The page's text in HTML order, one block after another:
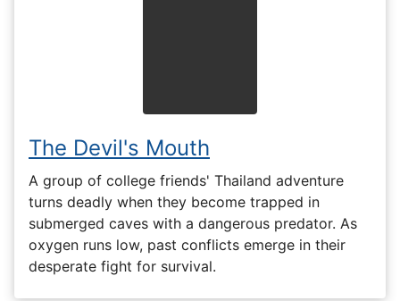
The Devil's Mouth
A group of college friends' Thailand adventure
turns deadly when they become trapped in
submerged caves with a dangerous predator. As
oxygen runs low, past conflicts emerge in their
desperate fight for survival.